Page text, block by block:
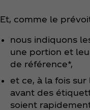
Et, comme le
nous indiquons
une portion et
de référence*,
et ce, à la fois
avant des
soient